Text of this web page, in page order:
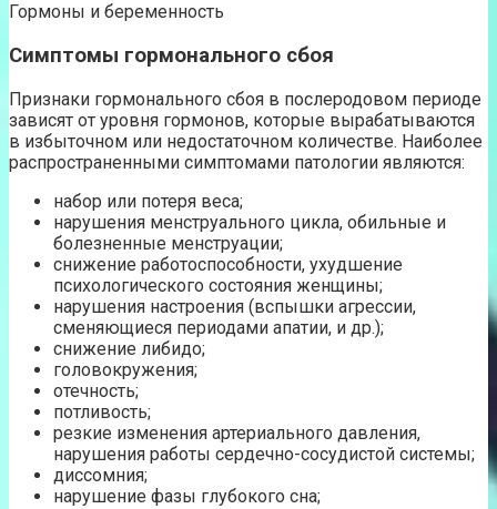
Гормоны и беременность
Симптомы гормонального сбоя
Признаки гормонального сбоя в послеродовом периоде
зависят от уровня гормонов, которые вырабатываются
в избыточном или недостаточном количестве. Наиболее
распространенными симптомами патологии являются:
набор или потеря веса;
нарушения менструального цикла, обильные и
болезненные менструации;
снижение работоспособности, ухудшение
психологического состояния женщины;
нарушения настроения (вспышки агрессии,
сменяющиеся периодами апатии, и др.);
снижение либидо;
головокружения;
отечность;
потливость;
резкие изменения артериального давления,
нарушения работы сердечно-сосудистой системы;
диссомния;
нарушение фазы глубокого сна;